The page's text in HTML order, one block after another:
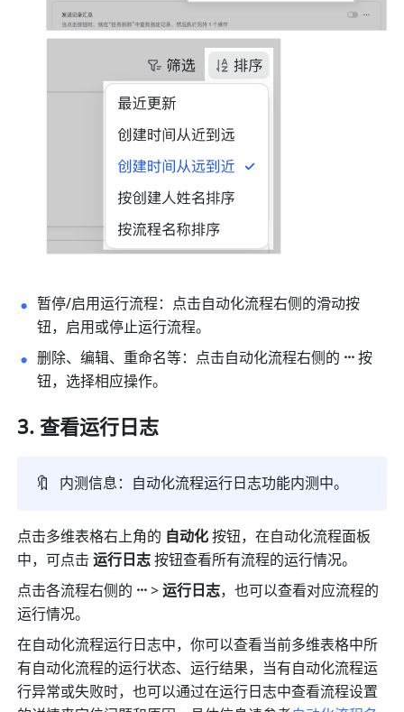
暂停/启用运行流程：点击自动化流程右侧的滑动按
钮，启用或停止运行流程。
删除、编辑、重命名等：点击自动化流程右侧的 ··· 按
钮，选择相应操作。
查看运行日志
🔖 内测信息：自动化流程运行日志功能内测中。
点击多维表格右上角的 自动化 按钮，在自动化流程面板
中，可点击 运行日志 按钮查看所有流程的运行情况。
点击各流程右侧的 ··· > 运行日志，也可以查看对应流程的
运行情况。
在自动化流程运行日志中，你可以查看当前多维表格中所
有自动化流程的运行状态、运行结果，当有自动化流程运
行异常或失败时，也可以通过在运行日志中查看流程设置